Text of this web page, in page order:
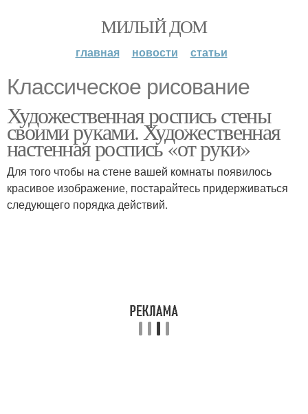
МИЛЫЙ ДОМ
главная новости статьи
Классическое рисование
Художественная роспись стены
своими руками. Художественная
настенная роспись «от руки»
Для того чтобы на стене вашей комнаты появилось
красивое изображение, постарайтесь придерживаться
следующего порядка действий.